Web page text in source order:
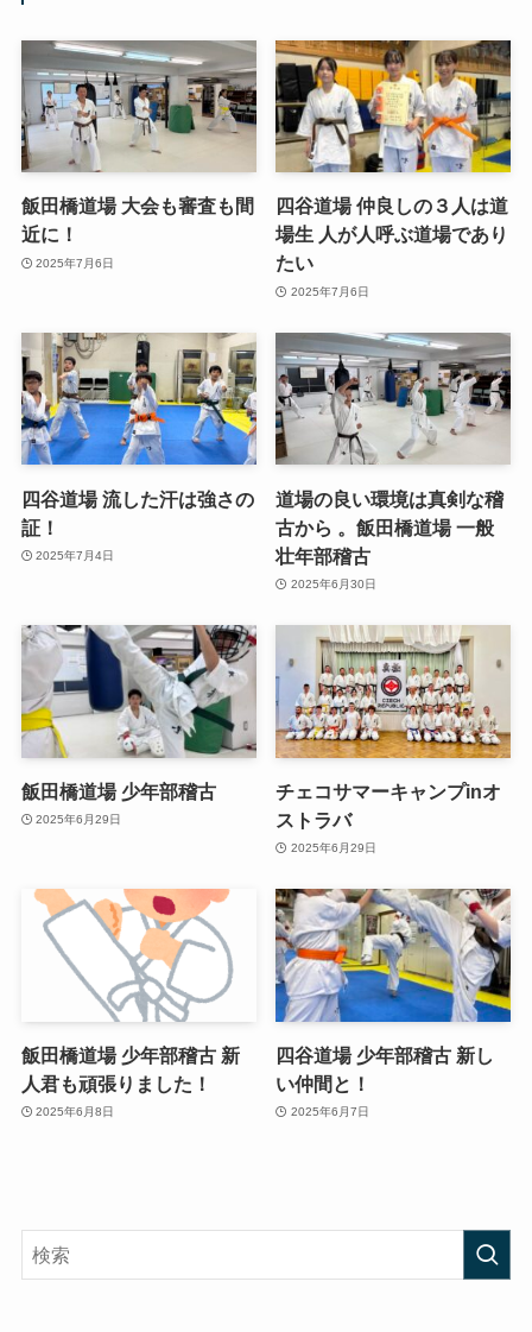
飯田橋道場 大会も審査も間
近に！
2025年7月6日
四谷道場 仲良しの３人は道
場生 人が人呼ぶ道場であり
たい
2025年7月6日
四谷道場 流した汗は強さの
証！
2025年7月4日
道場の良い環境は真剣な稽
古から 。飯田橋道場 一般
壮年部稽古
2025年6月30日
飯田橋道場 少年部稽古
2025年6月29日
チェコサマーキャンプinオ
ストラバ
2025年6月29日
飯田橋道場 少年部稽古 新
人君も頑張りました！
2025年6月8日
四谷道場 少年部稽古 新し
い仲間と！
2025年6月7日